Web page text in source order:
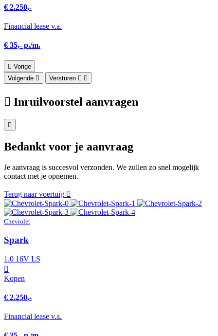
€ 2.250,-
Financial lease v.a.
€ 35,- p./m.
Vorige
Volgende
Versturen
Inruilvoorstel aanvragen
Bedankt voor je aanvraag
Je aanvraag is succesvol verzonden. We zullen zo snel mogelijk
contact met je opnemen.
Terug naar voertuig
Chevrolet
Spark
1.0 16V LS
Kopen
€ 2.250,-
Financial lease v.a.